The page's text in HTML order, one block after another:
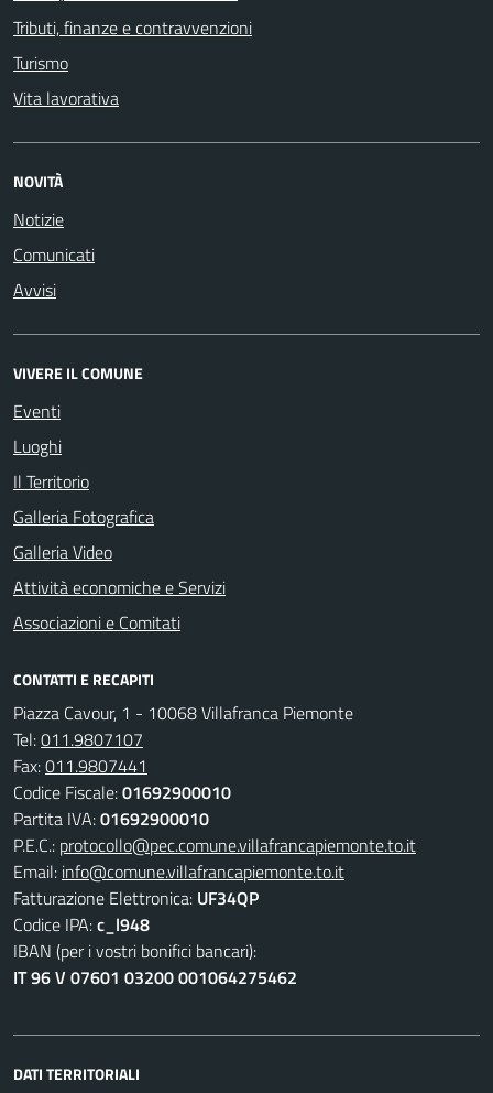
Tributi, finanze e contravvenzioni
Turismo
Vita lavorativa
NOVITÀ
Notizie
Comunicati
Avvisi
VIVERE IL COMUNE
Eventi
Luoghi
Il Territorio
Galleria Fotografica
Galleria Video
Attività economiche e Servizi
Associazioni e Comitati
CONTATTI E RECAPITI
Piazza Cavour, 1 - 10068 Villafranca Piemonte
Tel:011.9807107
Fax:011.9807441
Codice Fiscale:01692900010
Partita IVA:01692900010
P.E.C.: protocollo@pec.comune.villafrancapiemonte.to.it
Email: info@comune.villafrancapiemonte.to.it
Fatturazione Elettronica: UF34QP
Codice IPA:c_l948
IBAN (per i vostri bonifici bancari):
IT 96 V 07601 03200 001064275462
DATI TERRITORIALI